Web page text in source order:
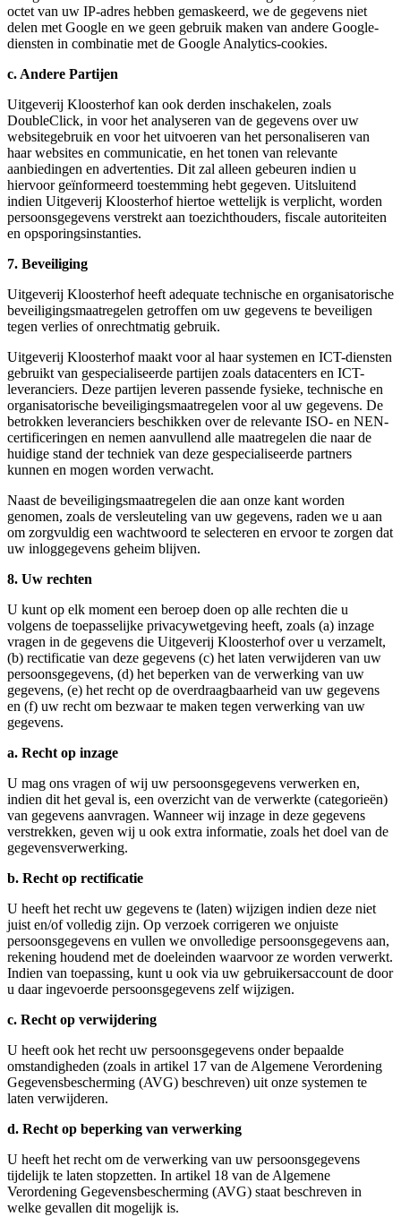
octet van uw IP-adres hebben gemaskeerd, we de gegevens niet
delen met Google en we geen gebruik maken van andere Google-
diensten in combinatie met de Google Analytics-cookies.
c. Andere Partijen
Uitgeverij Kloosterhof kan ook derden inschakelen, zoals
DoubleClick, in voor het analyseren van de gegevens over uw
websitegebruik en voor het uitvoeren van het personaliseren van
haar websites en communicatie, en het tonen van relevante
aanbiedingen en advertenties. Dit zal alleen gebeuren indien u
hiervoor geïnformeerd toestemming hebt gegeven. Uitsluitend
indien Uitgeverij Kloosterhof hiertoe wettelijk is verplicht, worden
persoonsgegevens verstrekt aan toezichthouders, fiscale autoriteiten
en opsporingsinstanties.
7. Beveiliging
Uitgeverij Kloosterhof heeft adequate technische en organisatorische
beveiligingsmaatregelen getroffen om uw gegevens te beveiligen
tegen verlies of onrechtmatig gebruik.
Uitgeverij Kloosterhof maakt voor al haar systemen en ICT-diensten
gebruikt van gespecialiseerde partijen zoals datacenters en ICT-
leveranciers. Deze partijen leveren passende fysieke, technische en
organisatorische beveiligingsmaatregelen voor al uw gegevens. De
betrokken leveranciers beschikken over de relevante ISO- en NEN-
certificeringen en nemen aanvullend alle maatregelen die naar de
huidige stand der techniek van deze gespecialiseerde partners
kunnen en mogen worden verwacht.
Naast de beveiligingsmaatregelen die aan onze kant worden
genomen, zoals de versleuteling van uw gegevens, raden we u aan
om zorgvuldig een wachtwoord te selecteren en ervoor te zorgen dat
uw inloggegevens geheim blijven.
8. Uw rechten
U kunt op elk moment een beroep doen op alle rechten die u
volgens de toepasselijke privacywetgeving heeft, zoals (a) inzage
vragen in de gegevens die Uitgeverij Kloosterhof over u verzamelt,
(b) rectificatie van deze gegevens (c) het laten verwijderen van uw
persoonsgegevens, (d) het beperken van de verwerking van uw
gegevens, (e) het recht op de overdraagbaarheid van uw gegevens
en (f) uw recht om bezwaar te maken tegen verwerking van uw
gegevens.
a. Recht op inzage
U mag ons vragen of wij uw persoonsgegevens verwerken en,
indien dit het geval is, een overzicht van de verwerkte (categorieën)
van gegevens aanvragen. Wanneer wij inzage in deze gegevens
verstrekken, geven wij u ook extra informatie, zoals het doel van de
gegevensverwerking.
b. Recht op rectificatie
U heeft het recht uw gegevens te (laten) wijzigen indien deze niet
juist en/of volledig zijn. Op verzoek corrigeren we onjuiste
persoonsgegevens en vullen we onvolledige persoonsgegevens aan,
rekening houdend met de doeleinden waarvoor ze worden verwerkt.
Indien van toepassing, kunt u ook via uw gebruikersaccount de door
u daar ingevoerde persoonsgegevens zelf wijzigen.
c. Recht op verwijdering
U heeft ook het recht uw persoonsgegevens onder bepaalde
omstandigheden (zoals in artikel 17 van de Algemene Verordening
Gegevensbescherming (AVG) beschreven) uit onze systemen te
laten verwijderen.
d. Recht op beperking van verwerking
U heeft het recht om de verwerking van uw persoonsgegevens
tijdelijk te laten stopzetten. In artikel 18 van de Algemene
Verordening Gegevensbescherming (AVG) staat beschreven in
welke gevallen dit mogelijk is.